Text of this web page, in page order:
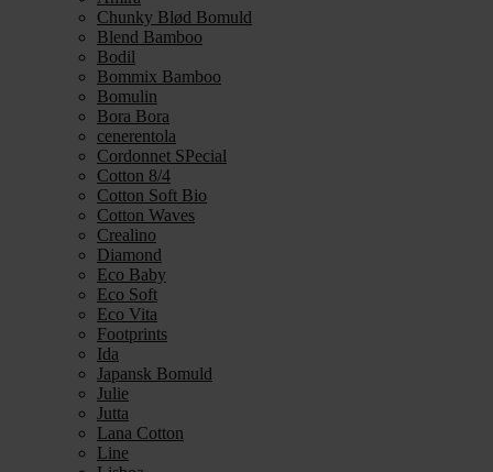
Chunky Blød Bomuld
Blend Bamboo
Bodil
Bommix Bamboo
Bomulin
Bora Bora
cenerentola
Cordonnet SPecial
Cotton 8/4
Cotton Soft Bio
Cotton Waves
Crealino
Diamond
Eco Baby
Eco Soft
Eco Vita
Footprints
Ida
Japansk Bomuld
Julie
Jutta
Lana Cotton
Line